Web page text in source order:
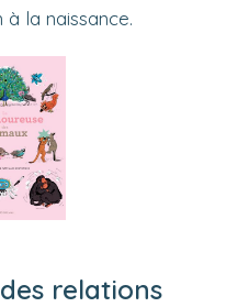
à la naissance.
relations